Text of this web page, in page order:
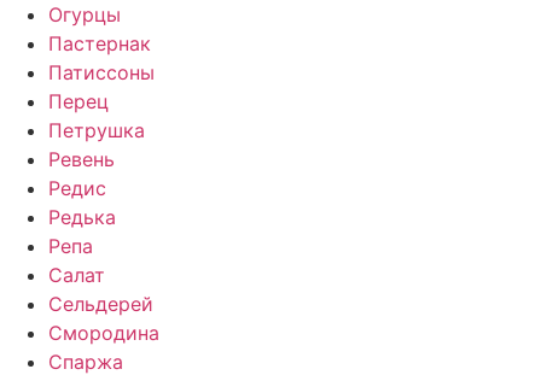
Огурцы
Пастернак
Патиссоны
Перец
Петрушка
Ревень
Редис
Редька
Репа
Салат
Сельдерей
Смородина
Спаржа